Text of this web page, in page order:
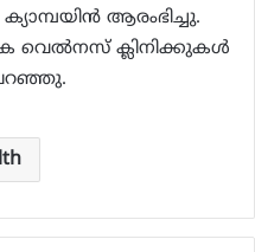
ആരംഭിച്ചു.
വെല്‍നസ് ക്ലിനിക്കുകള്‍
പറഞ്ഞു.